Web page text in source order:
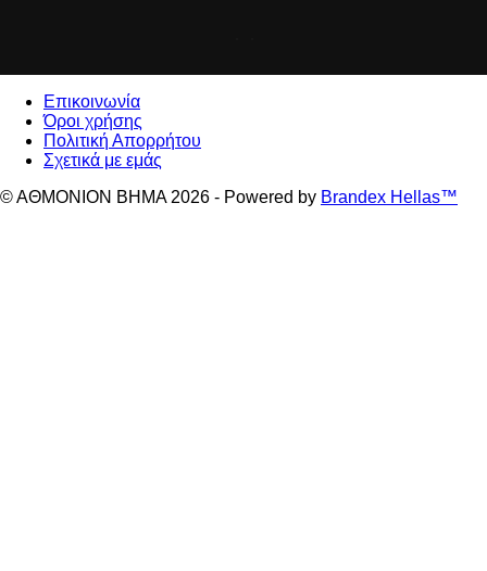
Επικοινωνία
Όροι χρήσης
Πολιτική Απορρήτου
Σχετικά με εμάς
© ΑΘΜΟΝΙΟΝ ΒΗΜΑ 2026 - Powered by Brandex Hellas™